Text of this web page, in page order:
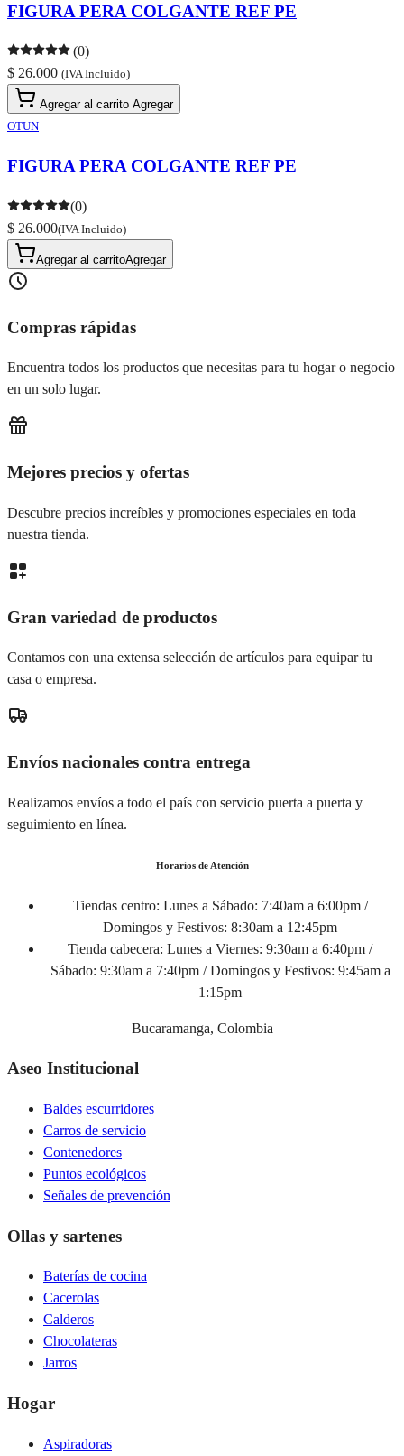
FIGURA PERA COLGANTE REF PE
(0)
$ 26.000 (IVA Incluido)
Agregar al carrito Agregar
OTUN
FIGURA PERA COLGANTE REF PE
(0)
$ 26.000(IVA Incluido)
Agregar al carritoAgregar
Compras rápidas
Encuentra todos los productos que necesitas para tu hogar o negocio
en un solo lugar.
Mejores precios y ofertas
Descubre precios increíbles y promociones especiales en toda
nuestra tienda.
Gran variedad de productos
Contamos con una extensa selección de artículos para equipar tu
casa o empresa.
Envíos nacionales contra entrega
Realizamos envíos a todo el país con servicio puerta a puerta y
seguimiento en línea.
Horarios de Atención
Tiendas centro: Lunes a Sábado: 7:40am a 6:00pm /
Domingos y Festivos: 8:30am a 12:45pm
Tienda cabecera: Lunes a Viernes: 9:30am a 6:40pm /
Sábado: 9:30am a 7:40pm / Domingos y Festivos: 9:45am a
1:15pm
Bucaramanga, Colombia
Aseo Institucional
Baldes escurridores
Carros de servicio
Contenedores
Puntos ecológicos
Señales de prevención
Ollas y sartenes
Baterías de cocina
Cacerolas
Calderos
Chocolateras
Jarros
Hogar
Aspiradoras